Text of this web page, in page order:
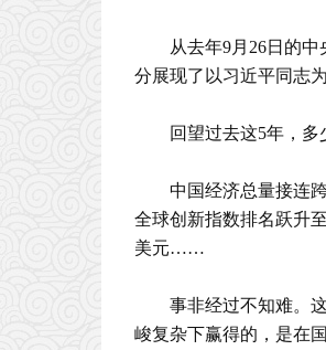
从去年9月26日的
分展现了以习近平同志
回望过去这5年，
中国经济总量接连
全球创新指数排名跃升
美元……
事非经过不知难。
峻复杂下赢得的，是在